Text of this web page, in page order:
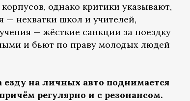
однако критики указывают,
— нехватки школ и учителей,
— жёсткие санкции за поездку
и бьют по праву молодых людей
езду на личных авто поднимается
регулярно и с резонансом.